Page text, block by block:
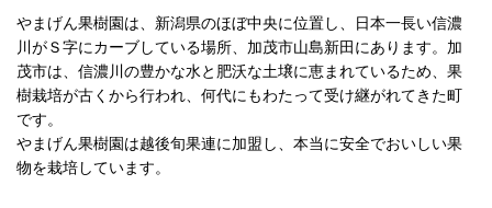
やまげん果樹園は、新潟県のほぼ中央に位置し、日本一長い信濃
川がＳ字にカーブしている場所、加茂市山島新田にあります。加
茂市は、信濃川の豊かな水と肥沃な土壌に恵まれているため、果
樹栽培が古くから行われ、何代にもわたって受け継がれてきた町
です。
やまげん果樹園は越後旬果連に加盟し、本当に安全でおいしい果
物を栽培しています。